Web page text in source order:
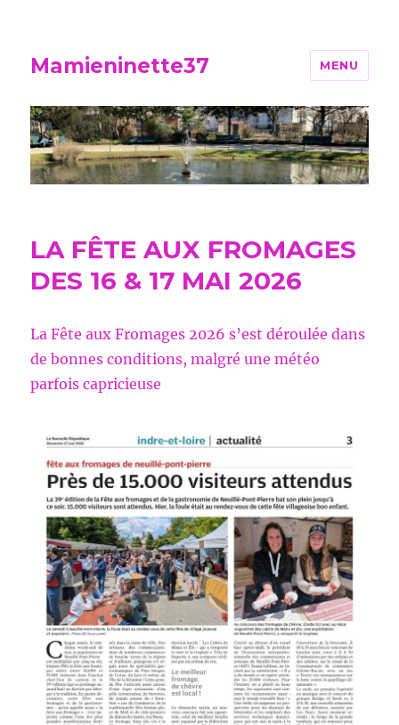
Mamieninette37 MENU
LA FÊTE AUX FROMAGES
DES 16 & 17 MAI 2026
La Fête aux Fromages 2026 s’est déroulée dans
de bonnes conditions, malgré une météo
parfois capricieuse